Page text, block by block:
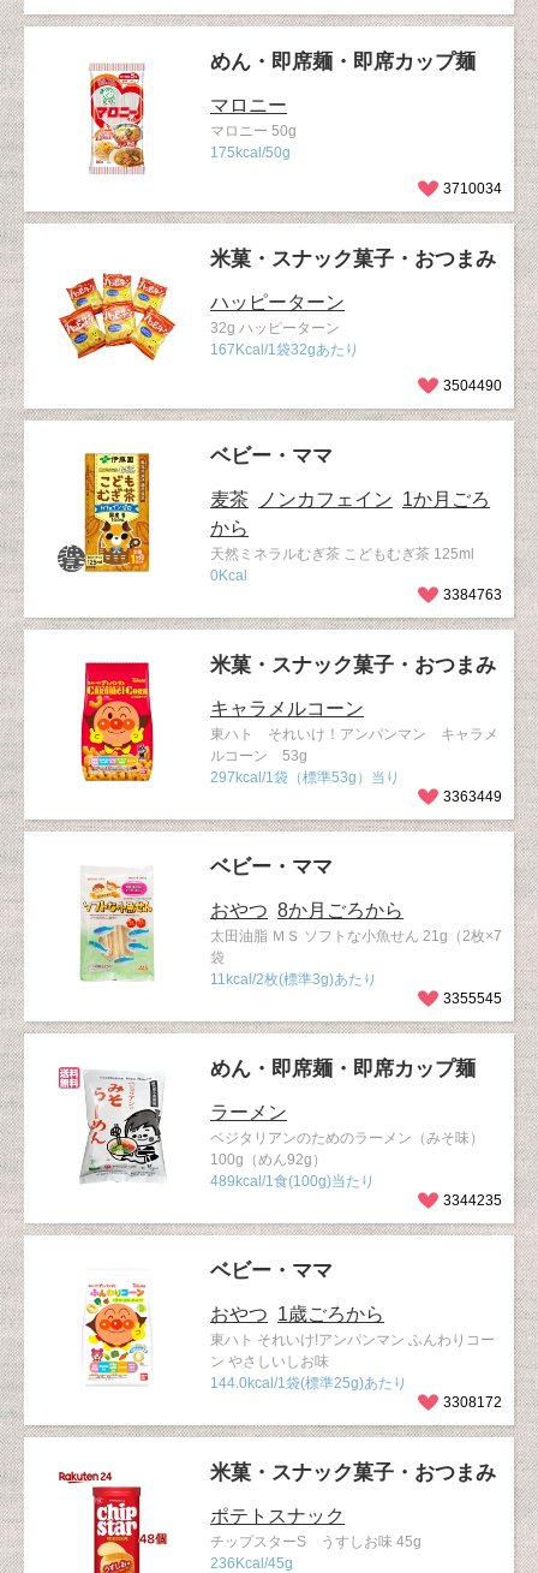
めん・即席麺・即席カップ麺
マロニー
マロニー 50g
175kcal/50g
3710034
米菓・スナック菓子・おつまみ
ハッピーターン
32g ハッピーターン
167Kcal/1袋32gあたり
3504490
ベビー・ママ
麦茶 ノンカフェイン 1か月ごろ
から
天然ミネラルむぎ茶 こどもむぎ茶 125ml
0Kcal
3384763
米菓・スナック菓子・おつまみ
キャラメルコーン
東ハト それいけ！アンパンマン キャラメ
ルコーン 53g
297kcal/1袋（標準53g）当り
3363449
ベビー・ママ
おやつ 8か月ごろから
太田油脂 ＭＳ ソフトな小魚せん 21g（2枚×7
袋
11kcal/2枚(標準3g)あたり
3355545
めん・即席麺・即席カップ麺
ラーメン
ベジタリアンのためのラーメン（みそ味）
100g（めん92g）
489kcal/1食(100g)当たり
3344235
ベビー・ママ
おやつ 1歳ごろから
東ハト それいけ!アンパンマン ふんわりコー
ン やさしいしお味
144.0kcal/1袋(標準25g)あたり
3308172
米菓・スナック菓子・おつまみ
ポテトスナック
チップスターS うすしお味 45g
236Kcal/45g